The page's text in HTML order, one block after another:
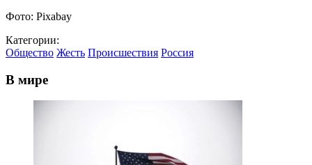
Фото: Pixabay
Категории:
Общество Жесть Происшествия Россия
В мире